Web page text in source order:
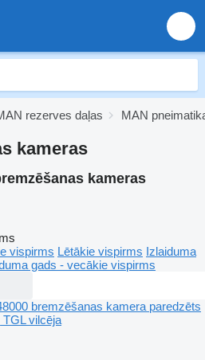
rezerves daļas MAN
kameras
kameras
vispirms Lētākie vispirms Izlaiduma
gads - vecākie vispirms